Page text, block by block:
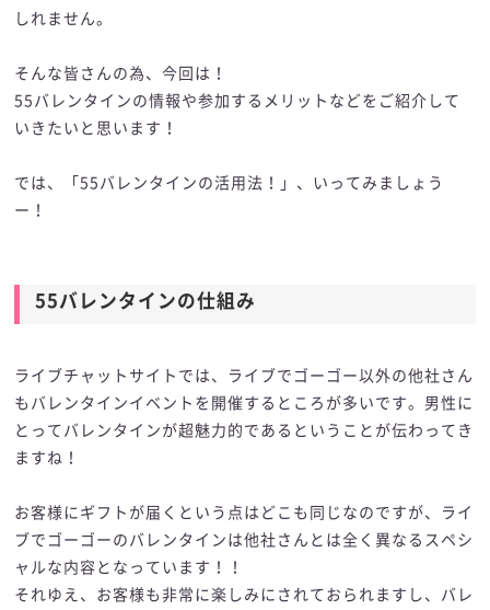
しれません。
そんな皆さんの為、今回は！
55バレンタインの情報や参加するメリットなどをご紹介して
いきたいと思います！
では、「55バレンタインの活用法！」、いってみましょう
ー！
55バレンタインの仕組み
ライブチャットサイトでは、ライブでゴーゴー以外の他社さん
もバレンタインイベントを開催するところが多いです。男性に
とってバレンタインが超魅力的であるということが伝わってき
ますね！
お客様にギフトが届くという点はどこも同じなのですが、ライ
ブでゴーゴーのバレンタインは他社さんとは全く異なるスペシ
ャルな内容となっています！！
それゆえ、お客様も非常に楽しみにされておられますし、バレ